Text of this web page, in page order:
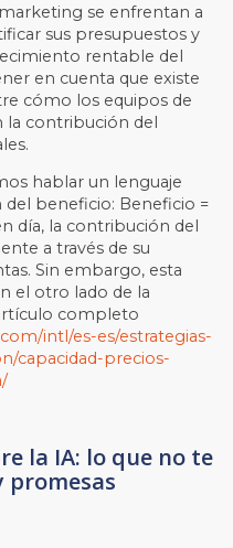
se enfrentan a
sus presupuestos y
rentable del
en cuenta que existe
cómo los equipos de
la contribución del
hablar un lenguaje
del beneficio: Beneficio =
día, la contribución del
a través de su
Sin embargo, esta
el otro lado de la
completo
intl/es-es/estrategias-
capacidad-precios-
la IA: lo que no te
promesas